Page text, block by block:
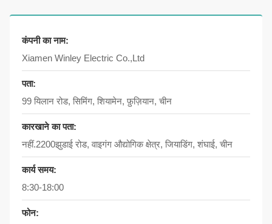
कंपनी का नाम:
Xiamen Winley Electric Co.,Ltd
पता:
99 यिलान रोड, सिमिंग, शियामेन, फ़ुज़ियान, चीन
कारखाने का पता:
नहीं.2200झुडाई रोड, वाइगंग औद्योगिक क्षेत्र, जियाडिंग, शंघाई, चीन
कार्य समय:
8:30-18:00
फोन: